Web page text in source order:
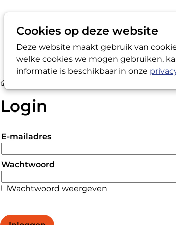
Cookies op deze website
Deze website maakt gebruik van
welke cookies we mogen gebruiken,
informatie is beschikbaar in onze
Login
E-mailadres
Wachtwoord
Wachtwoord weergeven